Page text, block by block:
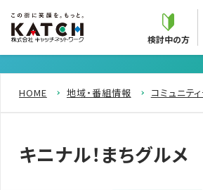
検討中の方
HOME 地域・番組情報 コミュニテ
キニナル！まちグルメ